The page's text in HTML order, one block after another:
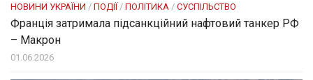
НОВИНИ УКРАЇНИ / ПОДІЇ / ПОЛІТИКА / СУСПІЛЬСТВО
Франція затримала підсанкційний нафтовий танкер РФ
– Макрон
01.06.2026